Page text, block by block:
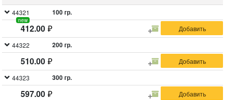
44321
new
100 гр.
412.00
44322 200 гр.
510.00
44323 300 гр.
597.00